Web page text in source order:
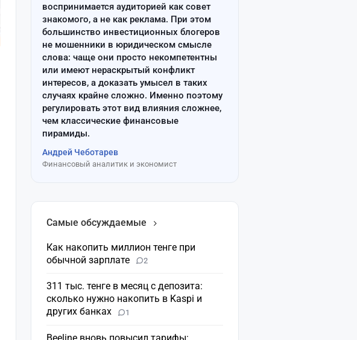
воспринимается аудиторией как совет
знакомого, а не как реклама. При этом
большинство инвестиционных блогеров
не мошенники в юридическом смысле
слова: чаще они просто некомпетентны
или имеют нераскрытый конфликт
интересов, а доказать умысел в таких
случаях крайне сложно. Именно поэтому
регулировать этот вид влияния сложнее,
чем классические финансовые
пирамиды.
Андрей Чеботарев
Финансовый аналитик и экономист
Самые обсуждаемые
Как накопить миллион тенге при
обычной зарплате
2
311 тыс. тенге в месяц с депозита:
сколько нужно накопить в Kaspi и
других банках
1
Beeline вновь повысил тарифы: